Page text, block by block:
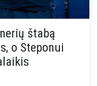
štabą
o Steponui